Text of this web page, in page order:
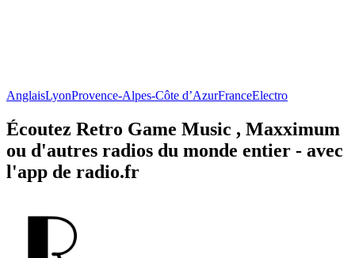
AnglaisLyonProvence-Alpes-Côte d’AzurFranceElectro
Écoutez Retro Game Music , Maxximum
ou d'autres radios du monde entier - avec
l'app de radio.fr